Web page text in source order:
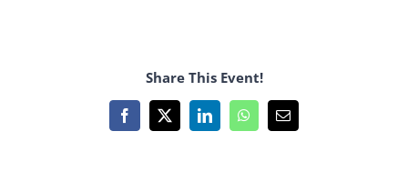
Share This Event!
Facebook
X LinkedInWhatsApp
Email